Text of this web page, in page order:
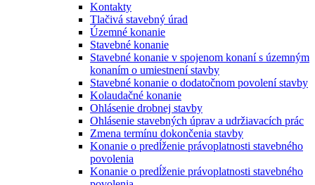
Kontakty
Tlačivá stavebný úrad
Územné konanie
Stavebné konanie
Stavebné konanie v spojenom konaní s územným
konaním o umiestnení stavby
Stavebné konanie o dodatočnom povolení stavby
Kolaudačné konanie
Ohlásenie drobnej stavby
Ohlásenie stavebných úprav a udržiavacích prác
Zmena termínu dokončenia stavby
Konanie o predĺženie právoplatnosti stavebného
povolenia
Konanie o predĺženie právoplatnosti stavebného